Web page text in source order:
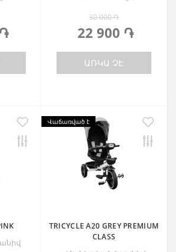
30 000 ֏
22 900 ֏
ԱՌԿԱ ՉԷ
Վաճառված է
TRICYCLE A20 GREY PREMIUM
CLASS